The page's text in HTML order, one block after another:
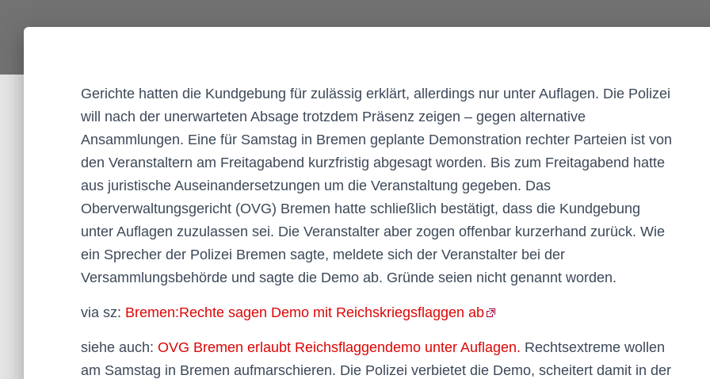
Gerichte hatten die Kundgebung für zulässig erklärt, allerdings nur unter Auflagen. Die Polizei
will nach der unerwarteten Absage trotzdem Präsenz zeigen – gegen alternative
Ansammlungen. Eine für Samstag in Bremen geplante Demonstration rechter Parteien ist von
den Veranstaltern am Freitagabend kurzfristig abgesagt worden. Bis zum Freitagabend hatte
aus juristische Auseinandersetzungen um die Veranstaltung gegeben. Das
Oberverwaltungsgericht (OVG) Bremen hatte schließlich bestätigt, dass die Kundgebung
unter Auflagen zuzulassen sei. Die Veranstalter aber zogen offenbar kurzerhand zurück. Wie
ein Sprecher der Polizei Bremen sagte, meldete sich der Veranstalter bei der
Versammlungsbehörde und sagte die Demo ab. Gründe seien nicht genannt worden.
via sz: Bremen:Rechte sagen Demo mit Reichskriegsflaggen ab
siehe auch: OVG Bremen erlaubt Reichsflaggendemo unter Auflagen. Rechtsextreme wollen
am Samstag in Bremen aufmarschieren. Die Polizei verbietet die Demo, scheitert damit in der